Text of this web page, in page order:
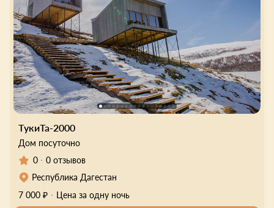
ТукиТа-2000
Дом посуточно
0
0 отзывов
Республика Дагестан
7 000 ₽
Цена за одну ночь